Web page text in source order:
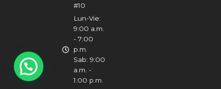
#10
Lun-Vie:
9:00 a.m.
- 7:00
p.m.
Sab: 9:00
a.m. -
1:00 p.m.